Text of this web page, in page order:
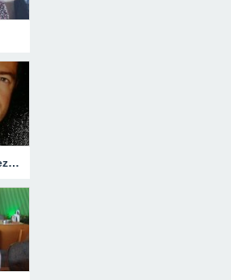
Bir Çocuğun Görünmez Yaraları – 42 “Kırık Şehirlerin Çocukları”